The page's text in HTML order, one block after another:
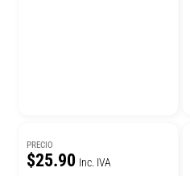
PRECIO
$25.90 Inc. IVA